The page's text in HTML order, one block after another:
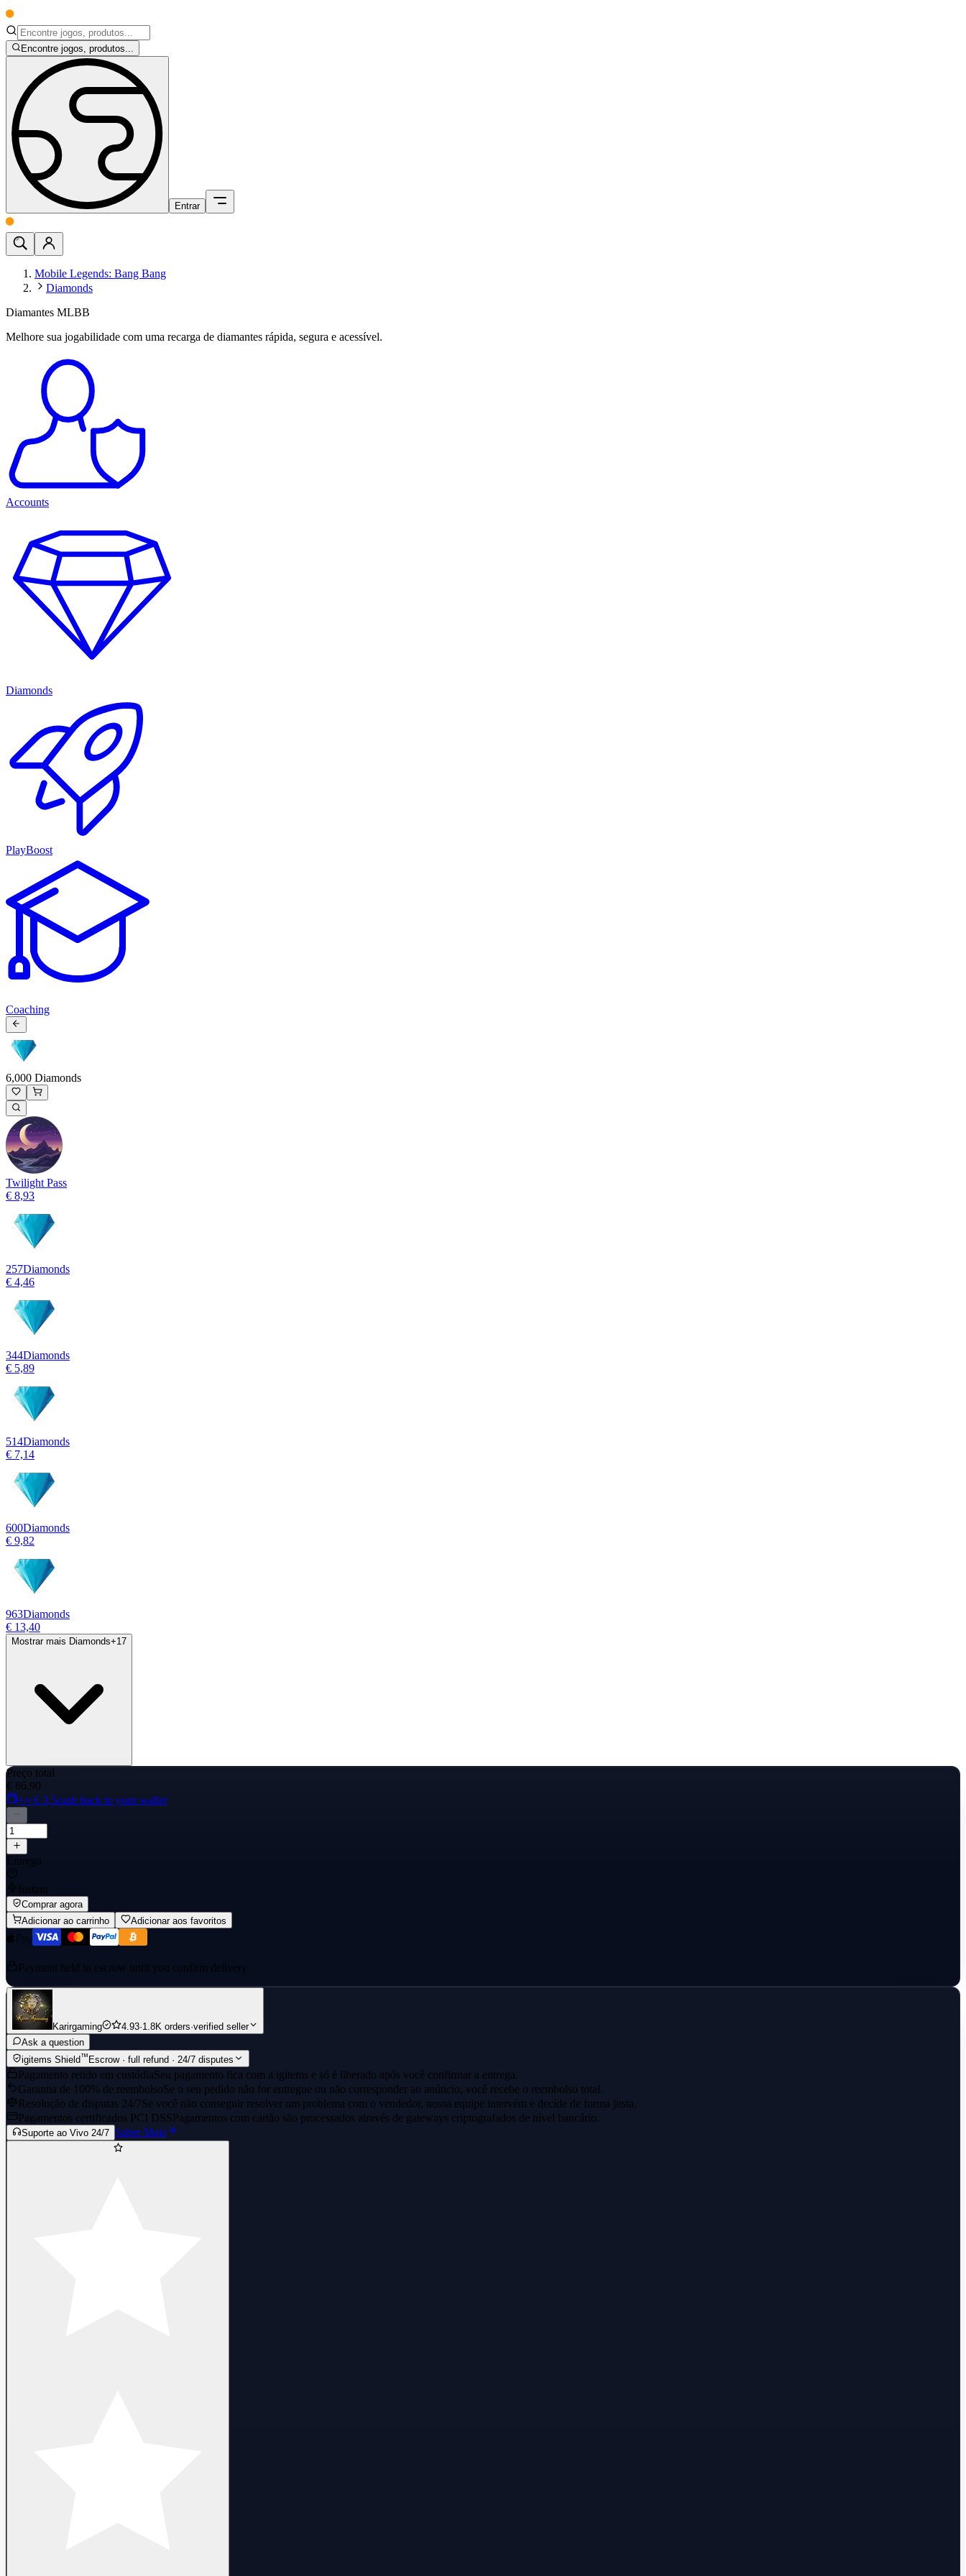
Encontre jogos, produtos...
Entrar
Mobile Legends: Bang Bang
Diamonds
Diamantes MLBB
Melhore sua jogabilidade com uma recarga de diamantes rápida, segura e acessível.
Accounts
Diamonds
PlayBoost
Coaching
6,000 Diamonds
Twilight Pass
€ 8,93
257Diamonds
€ 4,46
344Diamonds
€ 5,89
514Diamonds
€ 7,14
600Diamonds
€ 9,82
963Diamonds
€ 13,40
Mostrar mais Diamonds+17
Preço total
€ 86,90
+≈ € 3,5cash back to your wallet
Entrega
Instant
Comprar agora
Adicionar ao carrinho
Adicionar aos favoritos
Payment held in escrow until you confirm delivery
Karirgaming 4.93·1.8K orders·verified seller
Ask a question
igitems Shield™ Escrow · full refund · 24/7 disputes
Pagamento retido em custódiaSeu pagamento fica com a igitems e só é liberado após você confirmar a entrega.
Garantia de 100% de reembolsoSe o seu pedido não for entregue ou não corresponder ao anúncio, você recebe o reembolso total.
Resolução de disputas 24/7Se você não conseguir resolver um problema com o vendedor, nossa equipe intervém e decide de forma justa.
Pagamentos certificados PCI DSSPagamentos com cartão são processados através de gateways criptografados de nível bancário.
Suporte ao Vivo 24/7 Saber Mais